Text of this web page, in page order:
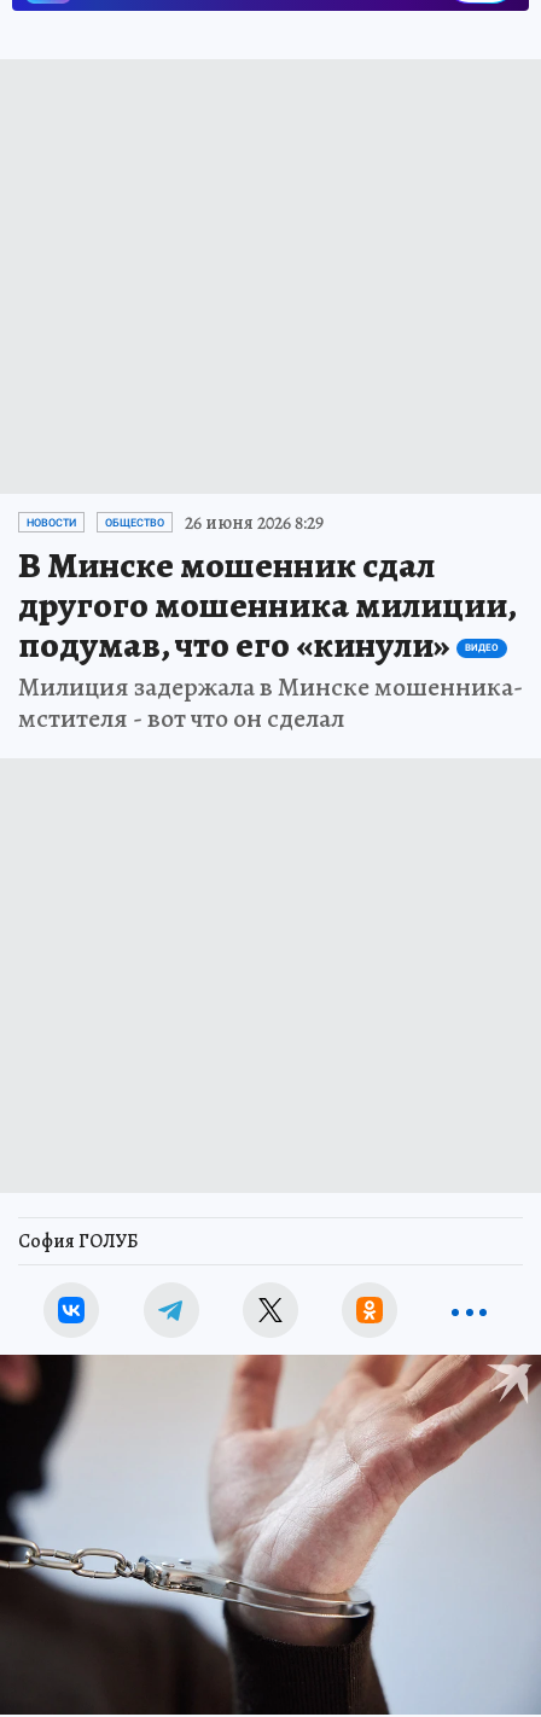
НОВОСТИ ОБЩЕСТВО 26 июня 2026 8:29
В Минске мошенник сдал
другого мошенника милиции,
подумав, что его «кинули»
ВИДЕО
Милиция задержала в Минске мошенника-
мстителя - вот что он сделал
София ГОЛУБ